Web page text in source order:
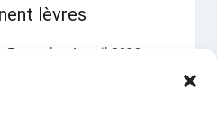
lèvres
Fournel 1 avril 2026